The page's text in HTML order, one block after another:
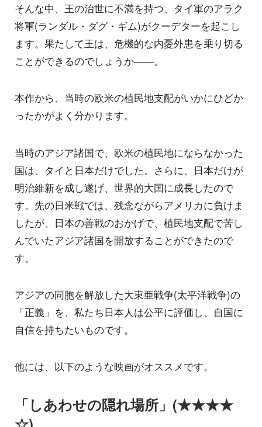
そんな中、王の治世に不満を持つ、タイ軍のアラク
将軍(ランダル・ダグ・ギム)がクーデターを起こし
ます。果たして王は、危機的な内憂外患を乗り切る
ことができるのでしょうか――。
本作から、当時の欧米の植民地支配がいかにひどか
ったかがよく分かります。
当時のアジア諸国で、欧米の植民地にならなかった
国は、タイと日本だけでした。さらに、日本だけが
明治維新を成し遂げ、世界的大国に成長したので
す。先の日米戦では、残念ながらアメリカに負けま
したが、日本の善戦のおかげで、植民地支配で苦し
んでいたアジア諸国を開放することができたので
す。
アジアの同胞を解放した大東亜戦争(太平洋戦争)の
「正義」を、私たち日本人は公平に評価し、自国に
自信を持ちたいものです。
他には、以下のような映画がオススメです。
「しあわせの隠れ場所」(★★★★